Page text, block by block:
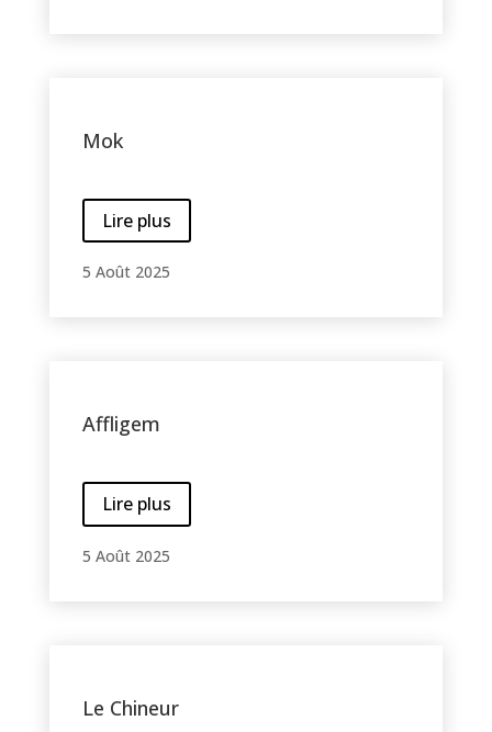
Mok
Lire plus
5 Août 2025
Affligem
Lire plus
5 Août 2025
Le Chineur